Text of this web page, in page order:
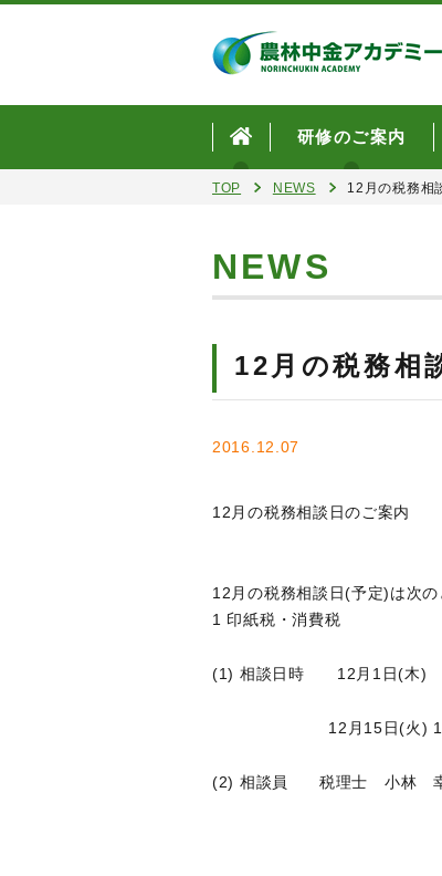
研修のご案内
TOP NEWS 12月の税務相
NEWS
12月の税務相
2016.12.07
12月の税務相談日のご案内
12月の税務相談日(予定)は次の
1 印紙税・消費税
(1) 相談日時 12月1日(木)
12月15日(火)
(2) 相談員 税理士 小林